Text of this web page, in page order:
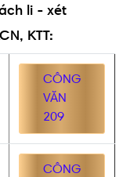
li - xét
KTT:
CÔNG
VĂN
209
CÔNG